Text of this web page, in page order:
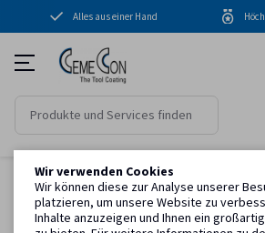
Beschichtungsanlagen
Beschichtungen
Peripherie
Service
Alles aus einer Hand
Startseite Anlagenzubehör Chargierung
Chargierung
Wir verwenden Cookies
Wir können diese zur Analyse unserer
platzieren, um unsere Website zu
Inhalte anzuzeigen und Ihnen ein